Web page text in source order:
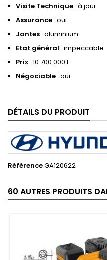
Visite Technique : à jour
Assurance : oui
Jantes : aluminium
Etat général : impeccable
Prix : 10.700.000 F
Négociable : oui
DÉTAILS DU PRODUIT
RéférenceGA120622
60 AUTRES PRODUITS